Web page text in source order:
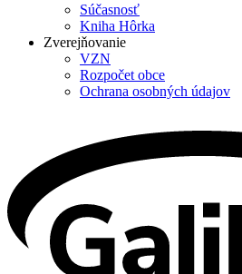
Súčasnosť
Kniha Hôrka
Zverejňovanie
VZN
Rozpočet obce
Ochrana osobných údajov